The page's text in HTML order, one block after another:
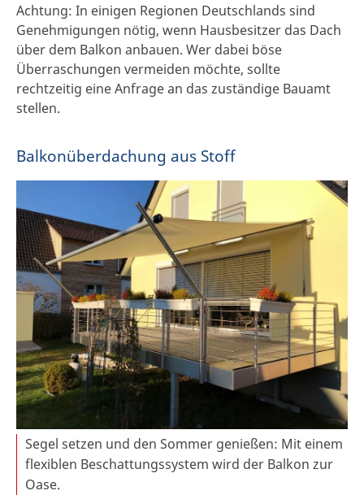
Achtung: In einigen Regionen Deutschlands sind
Genehmigungen nötig, wenn Hausbesitzer das Dach
über dem Balkon anbauen. Wer dabei böse
Überraschungen vermeiden möchte, sollte
rechtzeitig eine Anfrage an das zuständige Bauamt
stellen.
Balkonüberdachung aus Stoff
Segel setzen und den Sommer genießen: Mit einem
flexiblen Beschattungssystem wird der Balkon zur
Oase.